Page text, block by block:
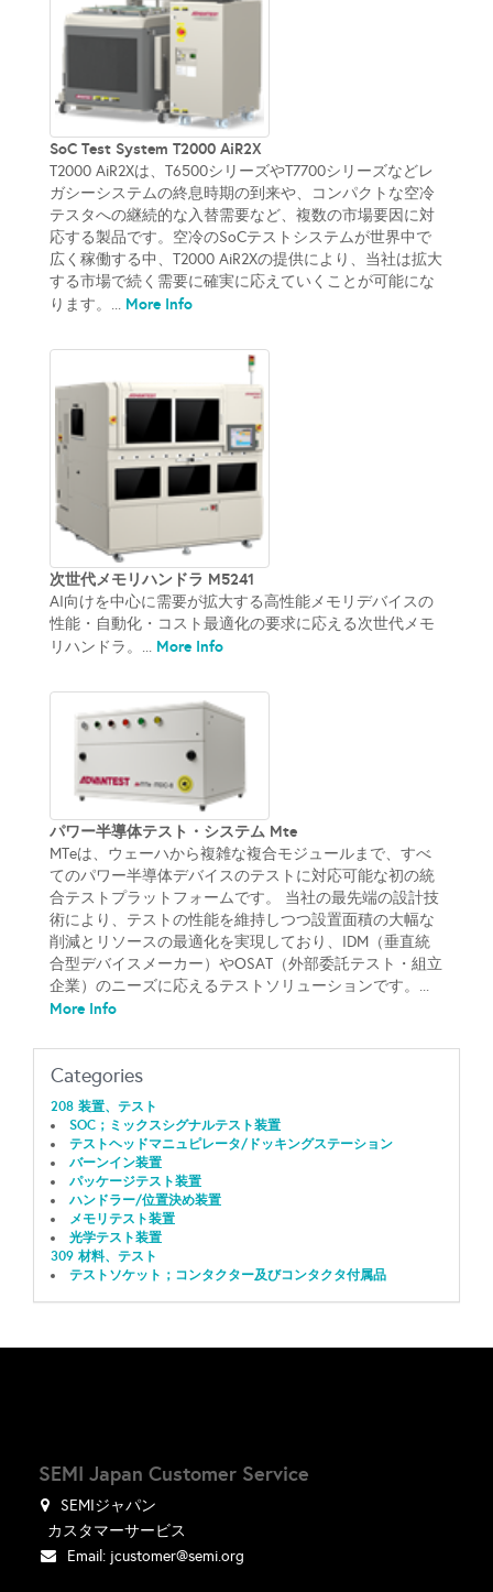
SoC Test System T2000 AiR2X
T2000 AiR2Xは、T6500シリーズやT7700シリーズなどレ
ガシーシステムの終息時期の到来や、コンパクトな空冷
テスタへの継続的な入替需要など、複数の市場要因に対
応する製品です。空冷のSoCテストシステムが世界中で
広く稼働する中、T2000 AiR2Xの提供により、当社は拡大
する市場で続く需要に確実に応えていくことが可能にな
ります。... More Info
次世代メモリハンドラ M5241
AI向けを中心に需要が拡大する高性能メモリデバイスの
性能・自動化・コスト最適化の要求に応える次世代メモ
リハンドラ。... More Info
パワー半導体テスト・システム Mte
MTeは、ウェーハから複雑な複合モジュールまで、すべ
てのパワー半導体デバイスのテストに対応可能な初の統
合テストプラットフォームです。 当社の最先端の設計技
術により、テストの性能を維持しつつ設置面積の大幅な
削減とリソースの最適化を実現しており、IDM（垂直統
合型デバイスメーカー）やOSAT（外部委託テスト・組立
企業）のニーズに応えるテストソリューションです。...
More Info
Categories
208 装置、テスト
SOC；ミックスシグナルテスト装置
テストヘッドマニュピレータ/ドッキングステーション
バーンイン装置
パッケージテスト装置
ハンドラー/位置決め装置
メモリテスト装置
光学テスト装置
309 材料、テスト
テストソケット；コンタクター及びコンタクタ付属品
SEMI Japan Customer Service
SEMIジャパン
カスタマーサービス
Email: jcustomer@semi.org